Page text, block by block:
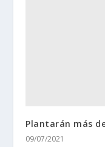
Plantarán más
09/07/2021